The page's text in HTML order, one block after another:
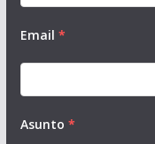
Email *
Asunto *